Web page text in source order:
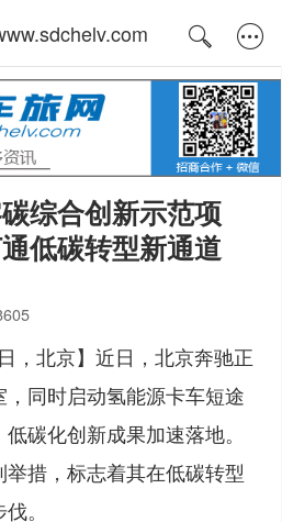
综合创新示范项
低碳转型新通道
，北京】近日，北京奔驰正
同时启动氢能源卡车短途
碳化创新成果加速落地。
措，标志着其在低碳转型
。